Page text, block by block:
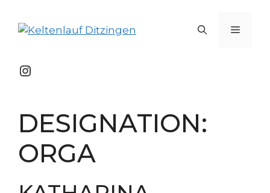
Inhalt
springen
Menü
Instagram
DESIGNATION:
ORGA